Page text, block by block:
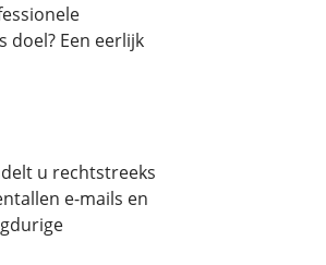
doel? Een eerlijk
u rechtstreeks
e-mails en